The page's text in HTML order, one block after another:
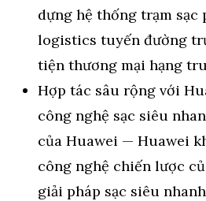
dựng hệ thống trạm sạc
logistics tuyến đường
tiện thương mại hạng
Hợp tác sâu rộng với
công nghệ sạc siêu
của Huawei — Huawei
công nghệ chiến lược
giải pháp sạc siêu